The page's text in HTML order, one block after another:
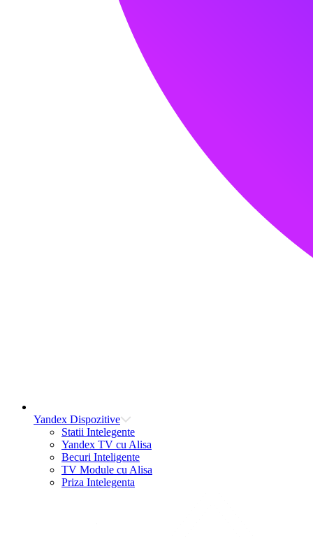
Yandex Dispozitive
Statii Intelegente
Yandex TV cu Alisa
Becuri Inteligente
TV Module cu Alisa
Priza Intelegenta